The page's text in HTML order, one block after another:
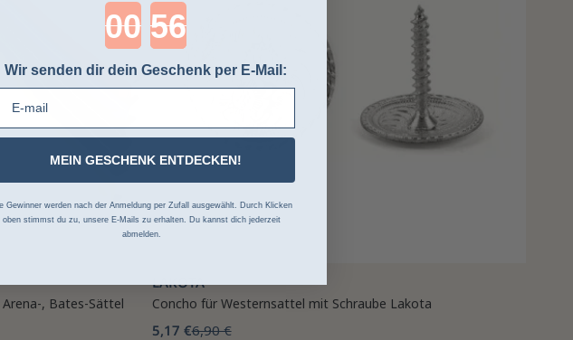
, Bates-Sättel
LAKOTA
Concho für Westernsattel mit Schraube Lakota
5,17 €6,90 €
Countdown ends in:
Wir senden dir dein Geschenk per E-Mail:
MEIN GESCHENK ENTDECKEN!
Gewinner werden nach der Anmeldung per Zufall ausgewählt. Durch Klicken
oben stimmst du zu, unsere E-Mails zu erhalten. Du kannst dich jederzeit
abmelden.